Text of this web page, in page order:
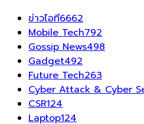
ข่าวไอที6662
Mobile Tech792
Gossip News498
Gadget492
Future Tech263
Cyber Attack & Cyber
CSR124
Laptop124